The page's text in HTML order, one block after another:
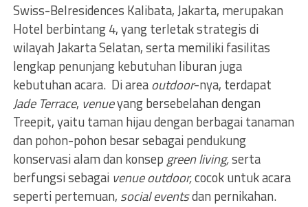
Swiss-Belresidences Kalibata, Jakarta, merupakan
Hotel berbintang 4, yang terletak strategis di
wilayah Jakarta Selatan, serta memiliki fasilitas
lengkap penunjang kebutuhan liburan juga
kebutuhan acara. Di areaoutdoor-nya, terdapat
Jade Terrace, venueyang bersebelahan dengan
Treepit, yaitu taman hijau dengan berbagai tanaman
dan pohon-pohon besar sebagai pendukung
konservasi alam dan konsep green living,serta
berfungsi sebagaivenue outdoor,cocok untuk acara
seperti pertemuan, social eventsdan pernikahan.